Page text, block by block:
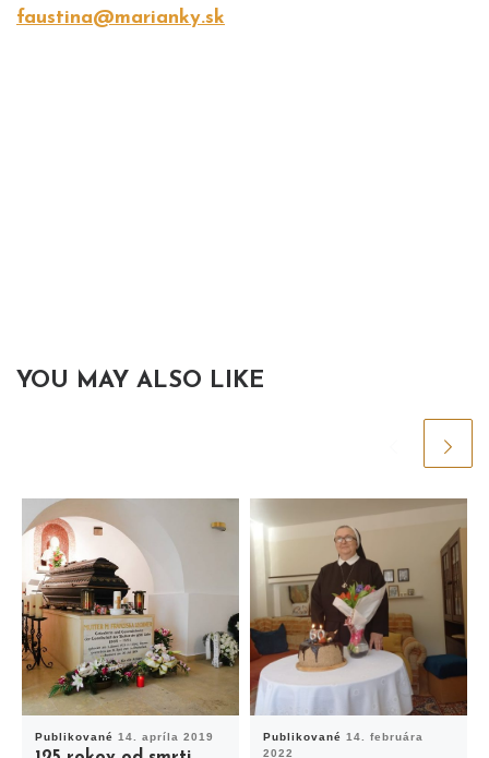
faustina@marianky.sk
YOU MAY ALSO LIKE
Publikované 14. apríla 2019 Publikované 14. februára
2022